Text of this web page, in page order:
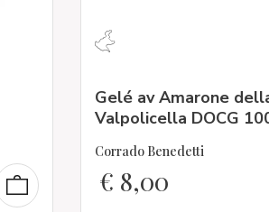
Gelé av Amarone
Valpolicella DOCG
Corrado Benedetti
€ 8,00